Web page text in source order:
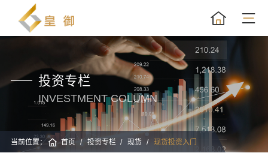
投资专栏
INVESTMENT COLUMN
当前位置： 首页 投资专栏 现货 现货投资入门